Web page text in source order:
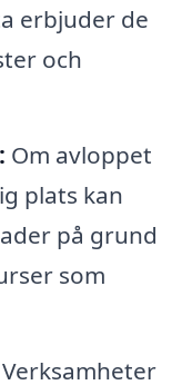
erbjuder de
och
Om avloppet
plats kan
på grund
som
Verksamheter